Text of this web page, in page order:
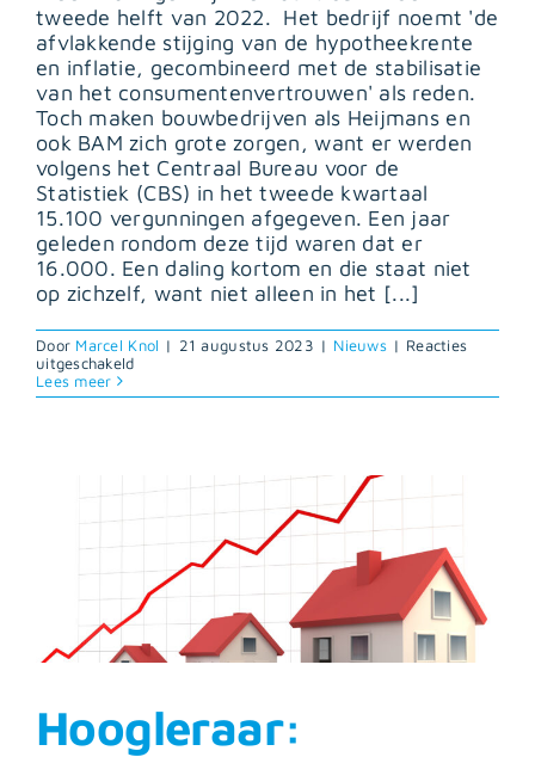
tweede helft van 2022. Het bedrijf noemt 'de
afvlakkende stijging van de hypotheekrente
en inflatie, gecombineerd met de stabilisatie
van het consumentenvertrouwen' als reden.
Toch maken bouwbedrijven als Heijmans en
ook BAM zich grote zorgen, want er werden
volgens het Centraal Bureau voor de
Statistiek (CBS) in het tweede kwartaal
15.100 vergunningen afgegeven. Een jaar
geleden rondom deze tijd waren dat er
16.000. Een daling kortom en die staat niet
op zichzelf, want niet alleen in het [...]
Door Marcel Knol | 21 augustus 2023 | Nieuws | Reacties
uitgeschakeldvoor
bouwvergunningen,
Lees meer
Hoogleraar: